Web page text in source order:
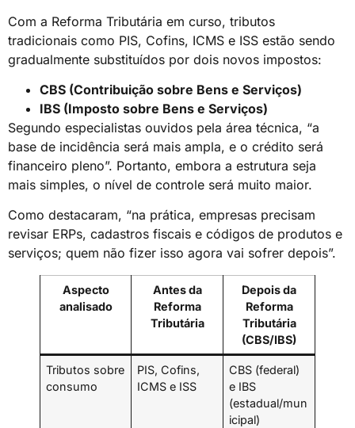
Com a Reforma Tributária em curso, tributos
tradicionais como PIS, Cofins, ICMS e ISS estão sendo
gradualmente substituídos por dois novos impostos:
CBS (Contribuição sobre Bens e Serviços)
IBS (Imposto sobre Bens e Serviços)
Segundo especialistas ouvidos pela área técnica, “a
base de incidência será mais ampla, e o crédito será
financeiro pleno”. Portanto, embora a estrutura seja
mais simples, o nível de controle será muito maior.
Como destacaram, “na prática, empresas precisam
revisar ERPs, cadastros fiscais e códigos de produtos e
serviços; quem não fizer isso agora vai sofrer depois”.
Aspecto
analisado
Antes da
Reforma
Tributária
Depois da
Reforma
Tributária
(CBS/IBS)
Tributos sobre
consumo
PIS, Cofins,
ICMS e ISS
CBS (federal)
e IBS
(estadual/mun
icipal)